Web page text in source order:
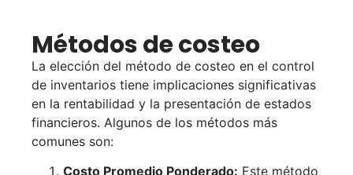
Métodos de costeo
La elección del método de costeo en el control
de inventarios tiene implicaciones significativas
en la rentabilidad y la presentación de estados
financieros. Algunos de los métodos más
comunes son:
Costo Promedio Ponderado: Este método